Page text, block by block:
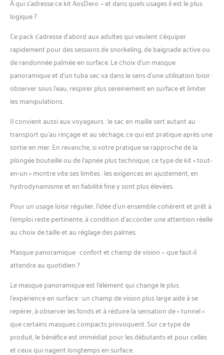
et la plongée avec tuba,
confort ultime. Lunettes
de plongée ergonomiques
pour un ajustement
maximal avec différentes
formes de visage, plus
Tube de respiration avec
tuba : le matériau en
silicone est utilisé pour le
tube respiratoire de
plongée, la taille est
modérée, sans goût et non
toxique, la valve de purge
inférieure permet à l'eau
d'être rapidement
expulsée, de sorte que
vous pouvez profiter d'une
respiration facile et sans
plongeant sous l'eau.
doubles composites
offrent une excellente
poussée avec un effort de
coup de pied modeste,
parfaites pour votre
aventure de plongée avec
tuba ou de plongée. La
À qui s’adresse ce kit AosDero — et dans quels usages il est le plus
logique ?
Ce pack s’adresse d’abord aux adultes qui veulent s’équiper
rapidement pour des sessions de snorkeling, de baignade active ou
de randonnée palmée en surface. Le choix d’un masque
panoramique et d’un tuba sec va dans le sens d’une utilisation loisir :
observer sous l’eau, respirer plus sereinement en surface et limiter
les manipulations.
Il convient aussi aux voyageurs : le sac en maille sert autant au
transport qu’au rinçage et au séchage, ce qui est pratique après une
sortie en mer. En revanche, si votre pratique se rapproche de la
plongée bouteille ou de l’apnée plus technique, ce type de kit « tout-
en-un » montre vite ses limites : les exigences en ajustement, en
hydrodynamisme et en fiabilité fine y sont plus élevées.
Pour un usage loisir régulier, l’idée d’un ensemble cohérent et prêt à
l’emploi reste pertinente, à condition d’accorder une attention réelle
au choix de taille et au réglage des palmes.
Masque panoramique : confort et champ de vision — que faut-il
attendre au quotidien ?
Le masque panoramique est l’élément qui change le plus
l’expérience en surface : un champ de vision plus large aide à se
repérer, à observer les fonds et à réduire la sensation de « tunnel »
que certains masques compacts provoquent. Sur ce type de
produit, le bénéfice est immédiat pour les débutants et pour celles
et ceux qui nagent longtemps en surface.